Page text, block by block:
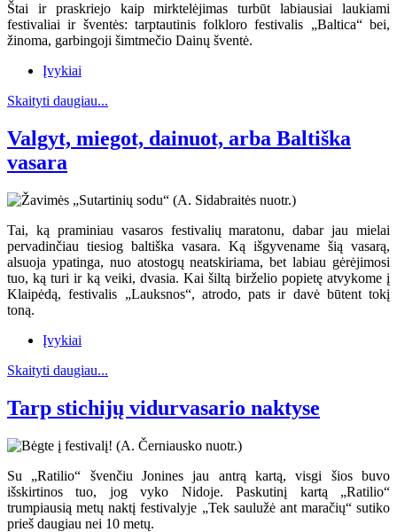
Štai ir praskriejo kaip mirktelėjimas turbūt labiausiai laukiami
festivaliai ir šventės: tarptautinis folkloro festivalis „Baltica“ bei,
žinoma, garbingoji šimtmečio Dainų šventė.
Įvykiai
Skaityti daugiau...
Valgyt, miegot, dainuot, arba Baltiška
vasara
Tai, ką praminiau vasaros festivalių maratonu, dabar jau mielai
pervadinčiau tiesiog baltiška vasara. Ką išgyvename šią vasarą,
alsuoja ypatinga, nuo atostogų neatskiriama, bet labiau gėrėjimosi
tuo, ką turi ir ką veiki, dvasia. Kai šiltą birželio popietę atvykome į
Klaipėdą, festivalis „Lauksnos“, atrodo, pats ir davė būtent tokį
toną.
Įvykiai
Skaityti daugiau...
Tarp stichijų vidurvasario naktyse
Su „Ratilio“ švenčiu Jonines jau antrą kartą, visgi šios buvo
išskirtinos tuo, jog vyko Nidoje. Paskutinį kartą „Ratilio“
trumpiausią metų naktį festivalyje „Tek saulužė ant maračių“ sutiko
prieš daugiau nei 10 metų.